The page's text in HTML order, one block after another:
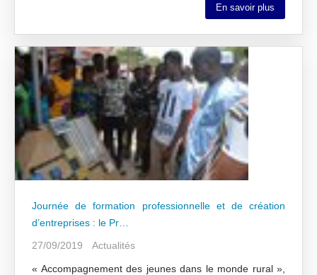
En savoir plus
Journée de formation professionnelle et de création
d’entreprises : le Pr…
27/09/2019
Actualités
« Accompagnement des jeunes dans le monde rural »,